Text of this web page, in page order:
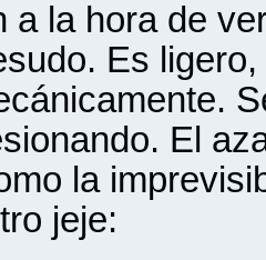
a la hora de
Es
El
la
jeje: